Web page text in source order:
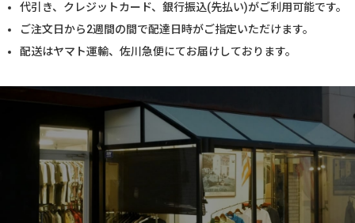
代引き、クレジットカード、銀行振込(先払い)がご利用可能です。
ご注文日から2週間の間で配達日時がご指定いただけます。
配送はヤマト運輸、佐川急便にてお届けしております。